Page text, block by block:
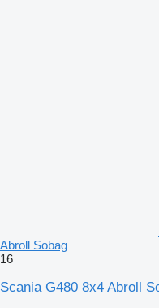
Abroll Sobag
16
Scania G480 8x4 Abroll